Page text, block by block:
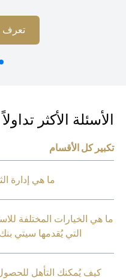
تعرف على
الأكثر تداولاً
كل الأقسام
ما هي إدارة
هي الخيارات المختلفة
التي يُقدمها سيتي بنك
كيف يُمكنك التأهل للحصول